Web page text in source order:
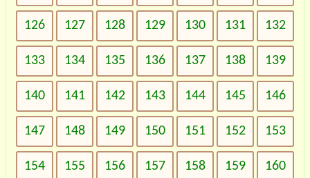
126 127 128 129 130 131 132
133 134 135 136 137 138 139
140 141 142 143 144 145 146
147 148 149 150 151 152 153
154 155 156 157 158 159 160